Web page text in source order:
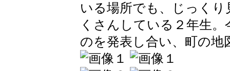
いる場所でも、じっく
くさんしている２年生
のを発表し合い、町の